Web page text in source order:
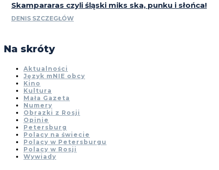
Skampararas czyli śląski miks ska, punku i słońca!
DENIS SZCZEGŁÓW
Na skróty
Aktualności
Język mNIE obcy
Kino
Kultura
Mała Gazeta
Numery
Obrazki z Rosji
Opinie
Petersburg
Polacy na świecie
Polacy w Petersburgu
Polacy w Rosji
Wywiady